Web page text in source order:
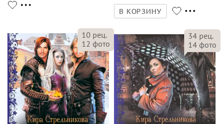
В КОРЗИНУ
10 рец.
12 фото
34 рец.
14 фото